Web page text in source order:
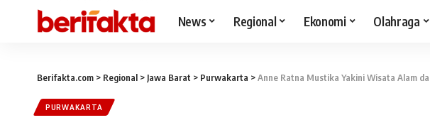
News Regional Ekonomi Olahraga
Berifakta.com > Regional > Jawa Barat > Purwakarta >Anne Ratna Mustika Yakini Wisata Alam
PURWAKARTA